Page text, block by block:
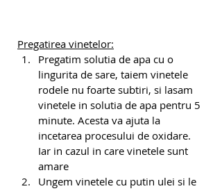
Pregatirea vinetelor:
Pregatim solutia de apa cu o
lingurita de sare, taiem vinetele
rodele nu foarte subtiri, si lasam
vinetele in solutia de apa pentru 5
minute. Acesta va ajuta la
incetarea procesului de oxidare.
Iar in cazul in care vinetele sunt
amare
Ungem vinetele cu putin ulei si le